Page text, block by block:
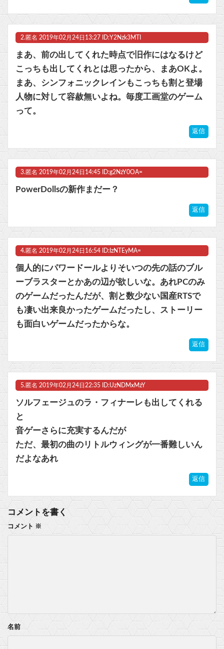
【ポケモンGO】リモート交換って 大半が交換レート合わせない奴多くね？
ビットコイン再び1600万円へ。ドル円は147円に
2. 匿名 2019年02月24日13:27 ID:Y2Nzk3MTI
まあ、前の出してくれた時点で旧作にはなるけど
こっちも出してくれとは思ったから、まあOKよ。
まあ、シンフォニックレインもこっちも割と登場
人物に対して容赦無いよね。毎度工画堂のゲーム
って。
返信
3. 匿名 2019年02月24日14:45 ID:g2NzY0OA=
PowerDollsの新作まだー？
返信
4. 匿名 2019年02月24日16:54 ID:IzNTEyMA=
個人的にパワードールよりそいつの先の話のブル
ーブラスターとかあの辺が欲しいな。あれPCのみ
のゲームだったんだが、割と数少ない国産RTSで
も凄い出来良かったゲームだったし、ストーリー
も面白いゲームだったからな。
返信
5. 匿名 2019年02月24日22:35 ID:UzNDMxMzY
ソルフェージュのラ・フィナーレも出してくれる
と
音ゲーさらに充実するんだが
ただ、最初の曲のリトルウィングが一番難しいん
だよなあれ
返信
コメントを書く
コメント ※
名前